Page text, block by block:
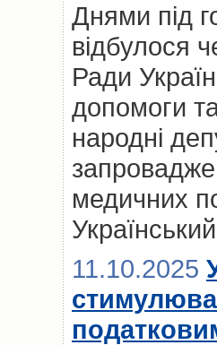
Днями під
відбулося
Ради
допомоги
народні
медичних
11.10.2025